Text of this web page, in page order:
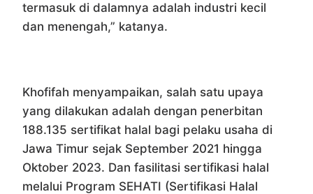
termasuk di dalamnya adalah industri kecil
dan menengah,” katanya.
Khofifah menyampaikan, salah satu upaya
yang dilakukan adalah dengan penerbitan
188.135 sertifikat halal bagi pelaku usaha di
Jawa Timur sejak September 2021 hingga
Oktober 2023. Dan fasilitasi sertifikasi halal
melalui Program SEHATI (Sertifikasi Halal